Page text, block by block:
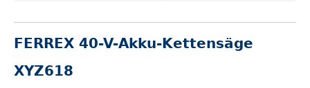
FERREX 40-V-Akku-Kettensäge
XYZ618